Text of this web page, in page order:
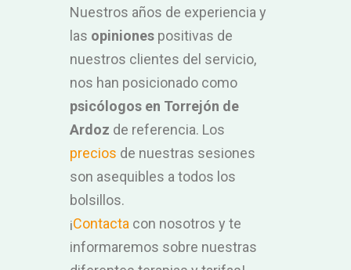
Nuestros años de experiencia y
las opiniones positivas de
nuestros clientes del servicio,
nos han posicionado como
psicólogos en Torrejón de
Ardoz de referencia. Los
precios de nuestras sesiones
son asequibles a todos los
bolsillos.
¡Contacta con nosotros y te
informaremos sobre nuestras